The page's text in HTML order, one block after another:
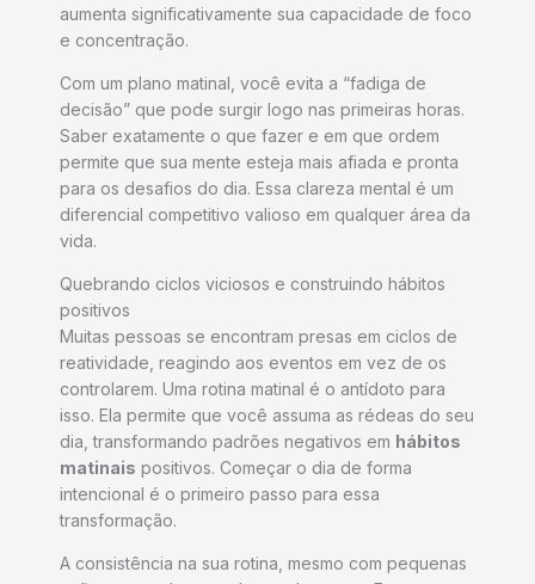
aumenta significativamente sua capacidade de foco
e concentração.
Com um plano matinal, você evita a “fadiga de
decisão” que pode surgir logo nas primeiras horas.
Saber exatamente o que fazer e em que ordem
permite que sua mente esteja mais afiada e pronta
para os desafios do dia. Essa clareza mental é um
diferencial competitivo valioso em qualquer área da
vida.
Quebrando ciclos viciosos e construindo hábitos
positivos
Muitas pessoas se encontram presas em ciclos de
reatividade, reagindo aos eventos em vez de os
controlarem. Uma rotina matinal é o antídoto para
isso. Ela permite que você assuma as rédeas do seu
dia, transformando padrões negativos em hábitos
matinais positivos. Começar o dia de forma
intencional é o primeiro passo para essa
transformação.
A consistência na sua rotina, mesmo com pequenas